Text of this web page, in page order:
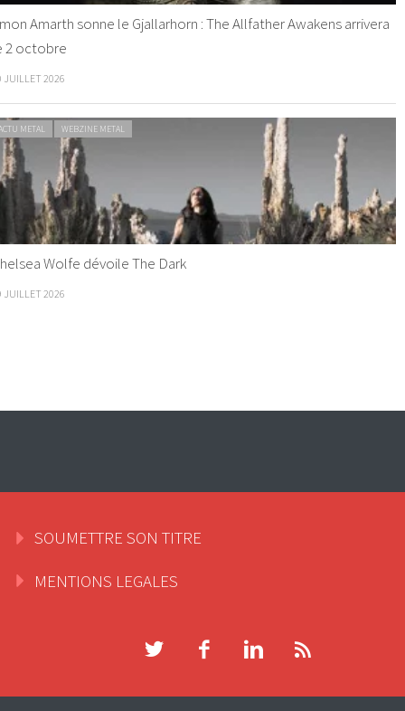
Amarth sonne le Gjallarhorn : The Allfather Awakens arrivera
2 octobre
JUILLET 2026
METAL WEBZINE METAL
Wolfe dévoile The Dark
JUILLET 2026
SOUMETTRE SON TITRE
MENTIONS LEGALES